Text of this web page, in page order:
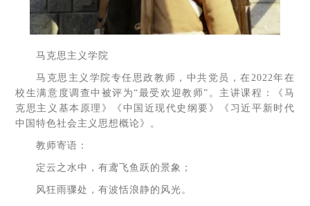
马克思主义学院
马克思主义学院专任思政教师，中共党员，在2022年在
校生满意度调查中被评为“最受欢迎教师”。主讲课程：《马
克思主义基本原理》《中国近现代史纲要》《习近平新时代
中国特色社会主义思想概论》。
教师寄语：
定云之水中，有鸢飞鱼跃的景象；
风狂雨骤处，有波恬浪静的风光。